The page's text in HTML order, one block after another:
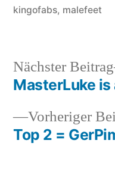
kingofabs, malefeet
Vorheriger
Top 2 =
Nächster Beitrag
MasterLuke is